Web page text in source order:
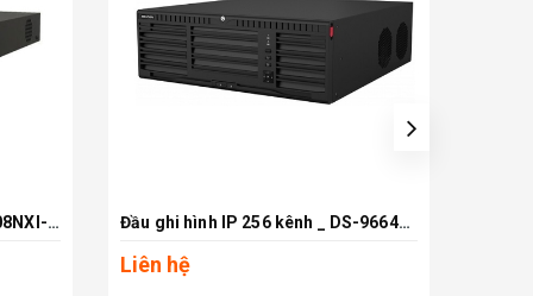
Đầu ghi hình IP 8 kên _ DS-7608NXI-K1 Xem chi tiết Đầu ghi hình IP 256 kênh _ DS-9664NI-M16
Liên hệ